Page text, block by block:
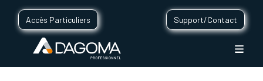
Accès Particuliers Support/Contact